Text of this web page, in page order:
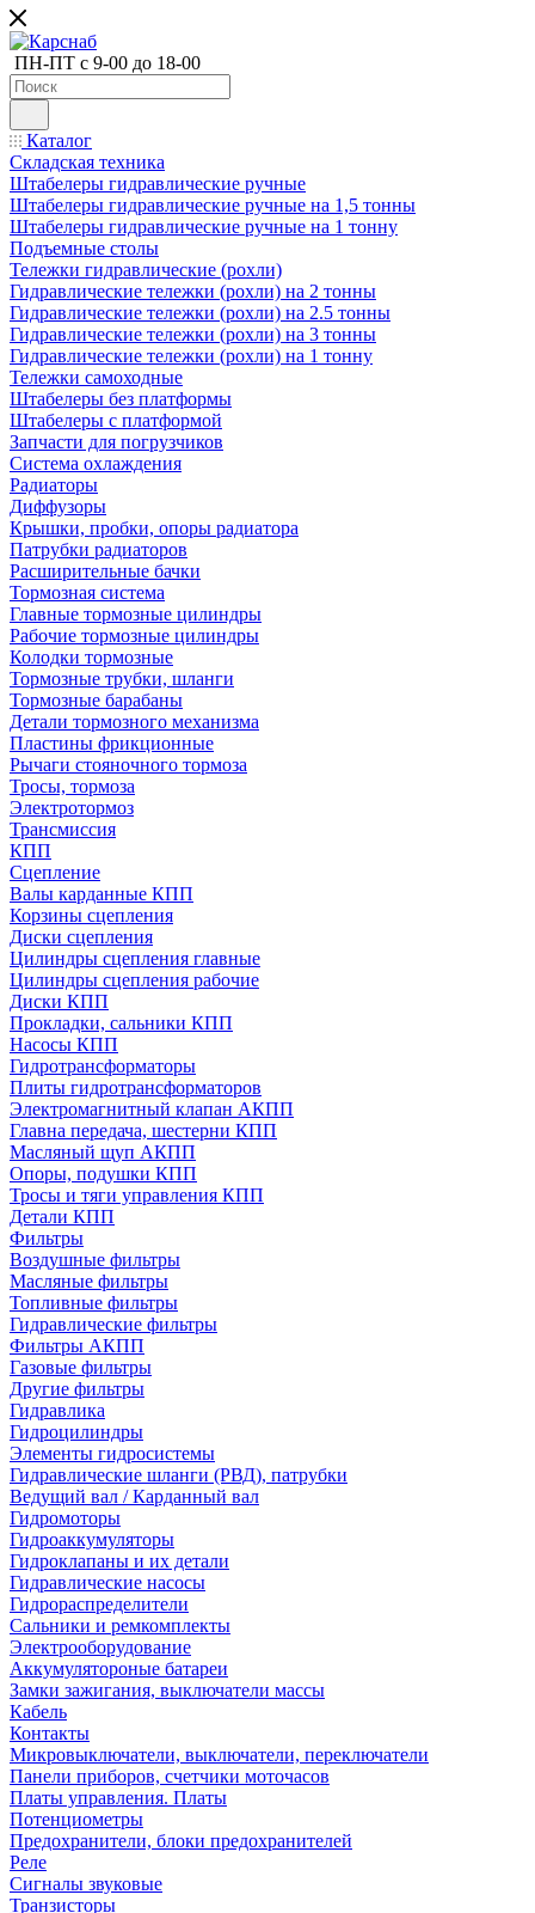
ПН-ПТ с 9-00 до 18-00
Каталог
Складская техника
Штабелеры гидравлические ручные
Штабелеры гидравлические ручные на 1,5 тонны
Штабелеры гидравлические ручные на 1 тонну
Подъемные столы
Тележки гидравлические (рохли)
Гидравлические тележки (рохли) на 2 тонны
Гидравлические тележки (рохли) на 2.5 тонны
Гидравлические тележки (рохли) на 3 тонны
Гидравлические тележки (рохли) на 1 тонну
Тележки самоходные
Штабелеры без платформы
Штабелеры с платформой
Запчасти для погрузчиков
Система охлаждения
Радиаторы
Диффузоры
Крышки, пробки, опоры радиатора
Патрубки радиаторов
Расширительные бачки
Тормозная система
Главные тормозные цилиндры
Рабочие тормозные цилиндры
Колодки тормозные
Тормозные трубки, шланги
Тормозные барабаны
Детали тормозного механизма
Пластины фрикционные
Рычаги стояночного тормоза
Тросы, тормоза
Электротормоз
Трансмиссия
КПП
Сцепление
Валы карданные КПП
Корзины сцепления
Диски сцепления
Цилиндры сцепления главные
Цилиндры сцепления рабочие
Диски КПП
Прокладки, сальники КПП
Насосы КПП
Гидротрансформаторы
Плиты гидротрансформаторов
Электромагнитный клапан АКПП
Главна передача, шестерни КПП
Масляный щуп АКПП
Опоры, подушки КПП
Тросы и тяги управления КПП
Детали КПП
Фильтры
Воздушные фильтры
Масляные фильтры
Топливные фильтры
Гидравлические фильтры
Фильтры АКПП
Газовые фильтры
Другие фильтры
Гидравлика
Гидроцилиндры
Элементы гидросистемы
Гидравлические шланги (РВД), патрубки
Ведущий вал / Карданный вал
Гидромоторы
Гидроаккумуляторы
Гидроклапаны и их детали
Гидравлические насосы
Гидрораспределители
Сальники и ремкомплекты
Электрооборудование
Аккумулятороные батареи
Замки зажигания, выключатели массы
Кабель
Контакты
Микровыключатели, выключатели, переключатели
Панели приборов, счетчики моточасов
Платы управления. Платы
Потенциометры
Предохранители, блоки предохранителей
Реле
Сигналы звуковые
Транзисторы